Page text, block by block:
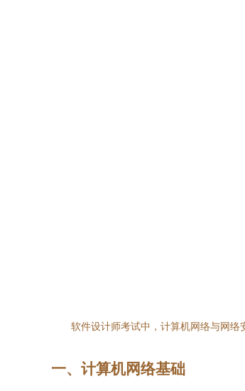
软件设计师考试中，计算机网络与网络
一、计算机网络基础